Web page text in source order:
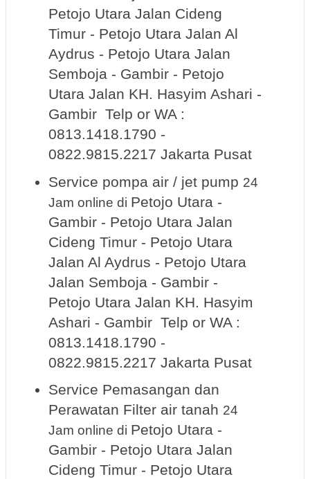
Petojo Utara Jalan Cideng
Timur - Petojo Utara Jalan Al
Aydrus - Petojo Utara Jalan
Semboja - Gambir - Petojo
Utara Jalan KH. Hasyim Ashari -
Gambir Telp or WA :
0813.1418.1790 -
0822.9815.2217 Jakarta Pusat
Service pompa air / jet pump 24
Jam online di Petojo Utara -
Gambir - Petojo Utara Jalan
Cideng Timur - Petojo Utara
Jalan Al Aydrus - Petojo Utara
Jalan Semboja - Gambir -
Petojo Utara Jalan KH. Hasyim
Ashari - Gambir Telp or WA :
0813.1418.1790 -
0822.9815.2217 Jakarta Pusat
Service Pemasangan dan
Perawatan Filter air tanah 24
Jam online di Petojo Utara -
Gambir - Petojo Utara Jalan
Cideng Timur - Petojo Utara